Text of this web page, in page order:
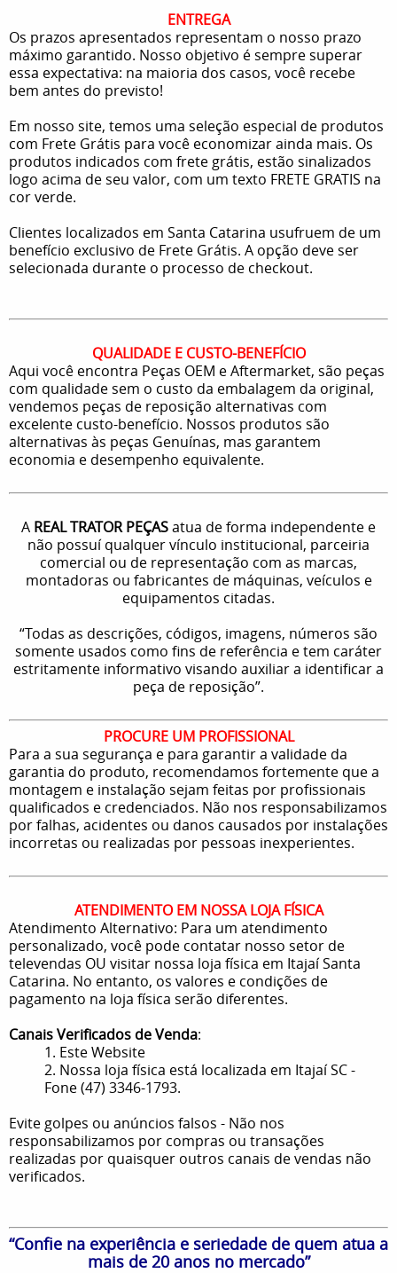
ENTREGA
Os prazos apresentados representam o nosso prazo
máximo garantido. Nosso objetivo é sempre superar
essa expectativa: na maioria dos casos, você recebe
bem antes do previsto!
Em nosso site, temos uma seleção especial de produtos
com Frete Grátis para você economizar ainda mais. Os
produtos indicados com frete grátis, estão sinalizados
logo acima de seu valor, com um texto FRETE GRATIS na
cor verde.
Clientes localizados em Santa Catarina usufruem de um
benefício exclusivo de Frete Grátis. A opção deve ser
selecionada durante o processo de checkout.
QUALIDADE E CUSTO-BENEFÍCIO
Aqui você encontra Peças OEM e Aftermarket, são peças
com qualidade sem o custo da embalagem da original,
vendemos peças de reposição alternativas com
excelente custo-benefício. Nossos produtos são
alternativas às peças Genuínas, mas garantem
economia e desempenho equivalente.
A REAL TRATOR PEÇASatua de forma independente e
não possuí qualquer vínculo institucional, parceiria
comercial ou de representação com as marcas,
montadoras ou fabricantes de máquinas, veículos e
equipamentos citadas.
“Todas as descrições, códigos, imagens, números são
somente usados como fins de referência e tem caráter
estritamente informativo visando auxiliar a identificar a
peça de reposição”.
PROCURE UM PROFISSIONAL
Para a sua segurança e para garantir a validade da
garantia do produto, recomendamos fortemente que a
montagem e instalação sejam feitas por profissionais
qualificados e credenciados. Não nos responsabilizamos
por falhas, acidentes ou danos causados por instalações
incorretas ou realizadas por pessoas inexperientes.
ATENDIMENTO EM NOSSA LOJA FÍSICA
Atendimento Alternativo: Para um atendimento
personalizado, você pode contatar nosso setor de
televendas OU visitar nossa loja física em Itajaí Santa
Catarina. No entanto, os valores e condições de
pagamento na loja física serão diferentes.
Canais Verificados de Venda:
1. Este Website
2. Nossa loja física está localizada em Itajaí SC -
Fone (47) 3346-1793.
Evite golpes ou anúncios falsos - Não nos
responsabilizamos por compras ou transações
realizadas por quaisquer outros canais de vendas não
verificados.
“Confie na experiência e seriedade de quem atua a
mais de 20 anos no mercado”